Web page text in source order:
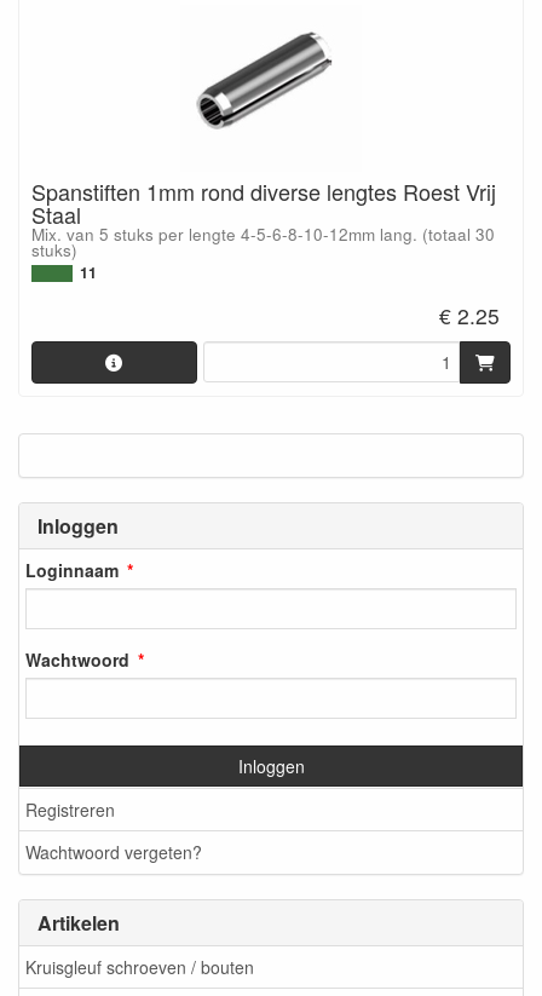
Inloggen
Loginnaam
Wachtwoord
Inloggen
Registreren
Wachtwoord vergeten?
Artikelen
Kruisgleuf schroeven / bouten
Spanstiften 1mm rond diverse lengtes Roest Vrij
Staal
Mix. van 5 stuks per lengte 4-5-6-8-10-12mm lang. (totaal 30
stuks)
11
€ 2.25